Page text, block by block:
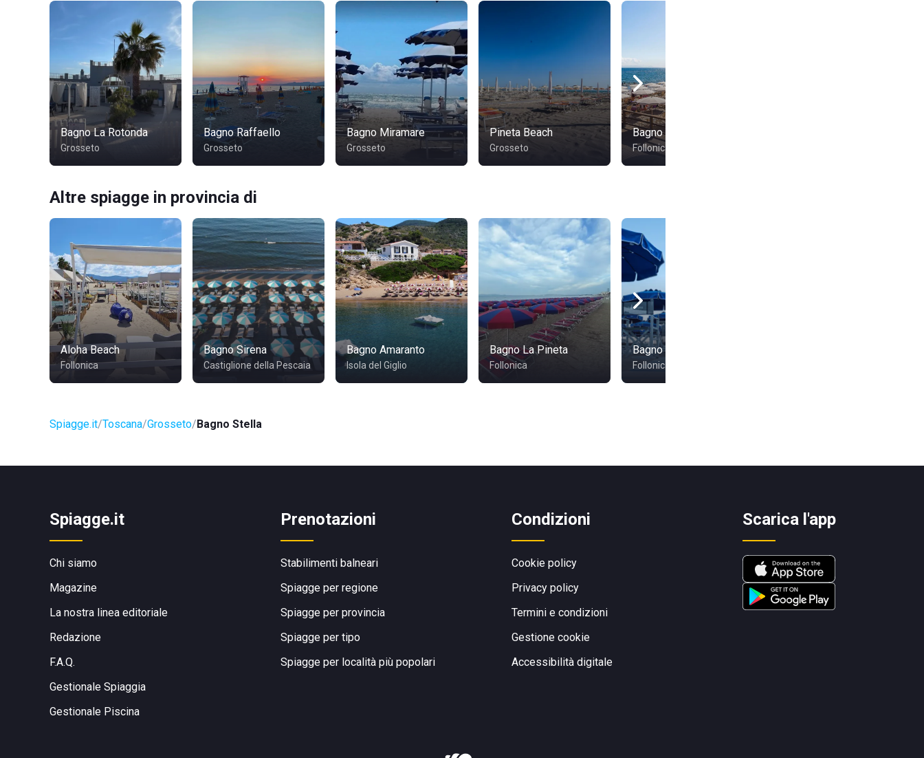
Bagno La Rotonda
Grosseto
Bagno Raffaello
Grosseto
Bagno Miramare
Grosseto
Pineta Beach
Grosseto
Bagno Nettuno
Follonica
Altre spiagge in provincia di
Aloha Beach
Follonica
Bagno Sirena
Castiglione della Pescaia
Bagno Amaranto
Isola del Giglio
Bagno La Pineta
Follonica
Bagno Roma
Follonica
Spiagge.it Toscana Grosseto Bagno Stella
Spiagge.it
Chi siamo
Magazine
La nostra linea editoriale
Redazione
F.A.Q.
Gestionale Spiaggia
Gestionale Piscina
Prenotazioni
Stabilimenti balneari
Spiagge per regione
Spiagge per provincia
Spiagge per tipo
Spiagge per località più popolari
Condizioni
Cookie policy
Privacy policy
Termini e condizioni
Gestione cookie
Accessibilità digitale
Scarica l'app